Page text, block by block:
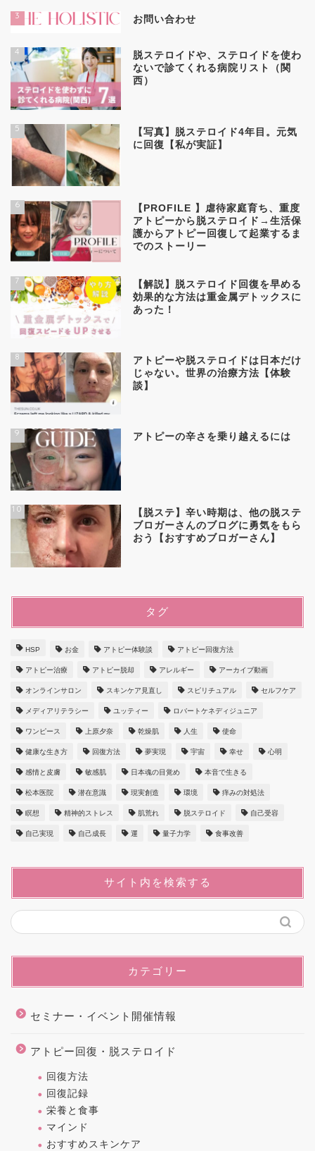
3 お問い合わせ
4
脱ステロイドや、ステロイドを使わ
ないで診てくれる病院リスト（関
西）
5
【写真】脱ステロイド4年目。元気
に回復【私が実証】
6
【PROFILE 】虐待家庭育ち、重度
アトピーから脱ステロイド→生活保
護からアトピー回復して起業するま
でのストーリー
7
【解説】脱ステロイド回復を早める
効果的な方法は重金属デトックスに
あった！
8
アトピーや脱ステロイドは日本だけ
じゃない。世界の治療方法【体験
談】
9 アトピーの辛さを乗り越えるには
10
【脱ステ】辛い時期は、他の脱ステ
ブロガーさんのブログに勇気をもら
おう【おすすめブロガーさん】
タグ
HSP お金 アトピー体験談 アトピー回復方法
アトピー治療 アトピー脱却 アレルギー アーカイブ動画
オンラインサロン スキンケア見直し スピリチュアル セルフケア
メディアリテラシー ユッティー ロバートケネディジュニア
ワンピース 上原夕奈 乾燥肌 人生 使命
健康な生き方 回復方法 夢実現 宇宙 幸せ 心明
感情と皮膚 敏感肌 日本魂の目覚め 本音で生きる
松本医院 潜在意識 現実創造 環境 痒みの対処法
瞑想 精神的ストレス 肌荒れ 脱ステロイド 自己受容
自己実現 自己成長 運 量子力学 食事改善
サイト内を検索する
カテゴリー
セミナー・イベント開催情報
アトピー回復・脱ステロイド
回復方法
回復記録
栄養と食事
マインド
おすすめスキンケア